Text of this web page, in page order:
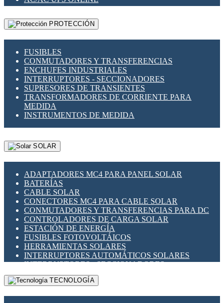
PROTECCIÓN
FUSIBLES
CONMUTADORES Y TRANSFERENCIAS
ENCHUFES INDUSTRIALES
INTERRUPTORES - SECCIONADORES
SUPRESORES DE TRANSIENTES
TRANSFORMADORES DE CORRIENTE PARA
MEDIDA
INSTRUMENTOS DE MEDIDA
SOLAR
ADAPTADORES MC4 PARA PANEL SOLAR
BATERÍAS
CABLE SOLAR
CONECTORES MC4 PARA CABLE SOLAR
CONMUTADORES Y TRANSFERENCIAS PARA DC
CONTROLADORES DE CARGA SOLAR
ESTACIÓN DE ENERGÍA
FUSIBLES FOTOVOLTÁICOS
HERRAMIENTAS SOLARES
INTERRUPTORES AUTOMÁTICOS SOLARES
INTERRUPTORES - SECCIONADORES
FOTOVOLTÁICOS
MONTAJE PANEL SOLAR
TECNOLOGÍA